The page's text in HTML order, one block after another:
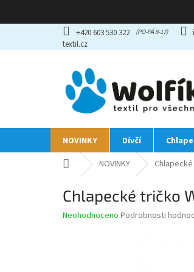
obsah
+420 603 530 322
textil.cz
NOVINKY Dívčí
Domů NOVINKY
Chlapecké tričko
Průměrné
Neohodnoceno Podrobnosti